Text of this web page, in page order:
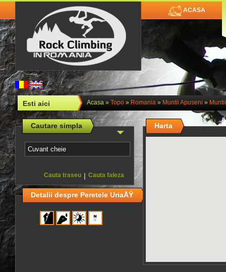
ACASA
Esti aici Acasa» Topo» Romania» Muntii Apuseni »
Cautare simpla
Cauta faleza
|
Cauta traseu
Harta
Detalii despre Peretele UriaÅŸ